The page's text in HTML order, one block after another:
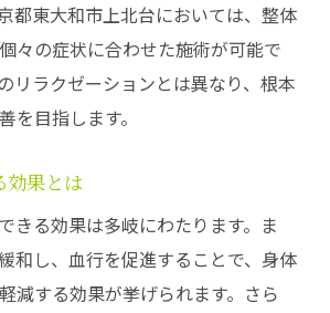
クゼーションの基本的な目的
癒とリフレッシュの境界線
の施術が持つ利点と選び方
クゼーションの併用の利点
った施術を見つけよう
台での整体選びのポイント
びで重要なポイント
都東大和市上北台においては、整体
々の症状に合わせた施術が可能で
リラクゼーションとは異なり、根本
を目指します。
効果とは
きる効果は多岐にわたります。ま
和し、血行を促進することで、身体
減する効果が挙げられます。さら